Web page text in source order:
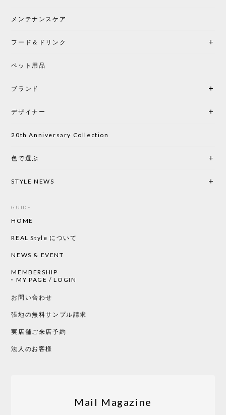
メンテナンスケア
フード＆ドリンク
ペット用品
ブランド
デザイナー
20th Anniversary Collection
色で選ぶ
STYLE NEWS
GUIDE
HOME
REAL Style について
NEWS & EVENT
MEMBERSHIP
MY PAGE / LOGIN
お問い合わせ
張地の無料サンプル請求
実店舗ご来店予約
法人のお客様
Mail Magazine